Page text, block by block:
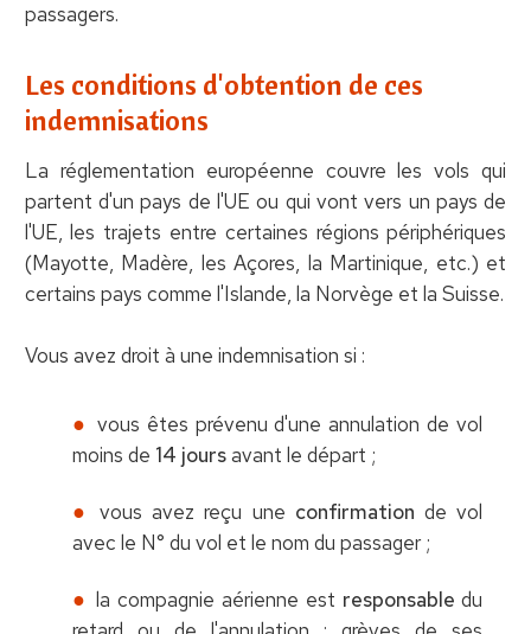
passagers.
Les conditions d'obtention de ces
indemnisations
La réglementation européenne couvre les vols qui
partent d'un pays de l'UE ou qui vont vers un pays de
l'UE, les trajets entre certaines régions périphériques
(Mayotte, Madère, les Açores, la Martinique, etc.) et
certains pays comme l'Islande, la Norvège et la Suisse.
Vous avez droit à une indemnisation si :
vous êtes prévenu d'une annulation de vol
moins de 14 joursavant le départ ;
vous avez reçu une confirmationde vol
avec le N° du vol et le nom du passager ;
la compagnie aérienne est responsabledu